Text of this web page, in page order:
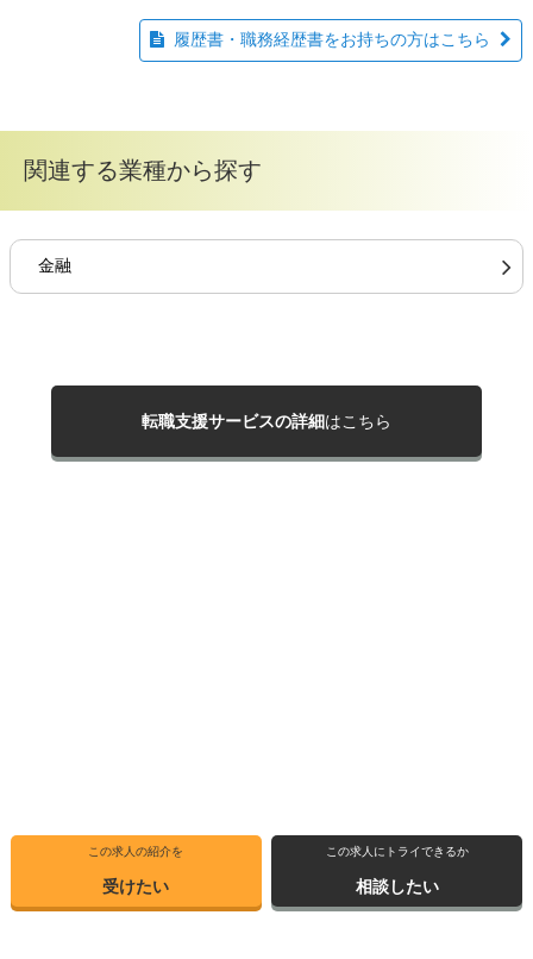
この求人の紹介を
受けたい
この求人にトライできるか
相談したい
履歴書・職務経歴書をお持ちの方はこちら
関連する業種から探す
金融
転職支援サービスの詳細はこちら